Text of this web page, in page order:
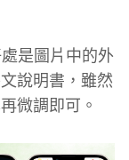
是圖片中的外
說明書，雖然
微調即可。